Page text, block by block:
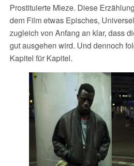
Prostituierte Mieze. Diese
dem Film etwas Episches,
zugleich von Anfang an klar, dass
gut ausgehen wird. Und dennoch
Kapitel für Kapitel.